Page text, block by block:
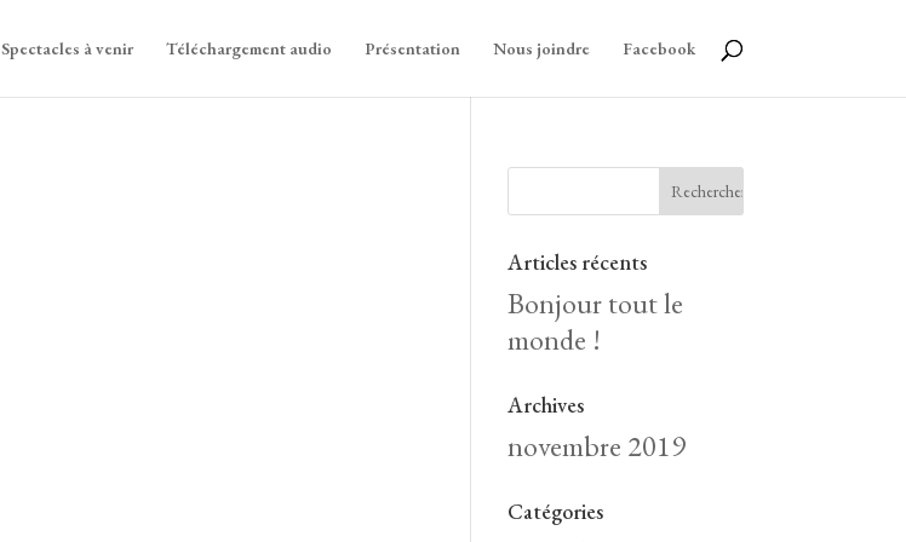
Spectacles à venir Téléchargement audio Présentation Nous joindre Facebook
Articles récents
Bonjour tout le
monde !
Archives
novembre 2019
Catégories